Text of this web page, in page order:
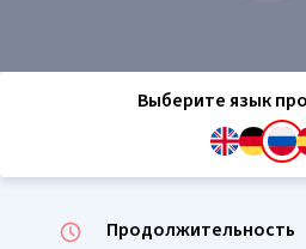
Выберите язык
Продолжительность